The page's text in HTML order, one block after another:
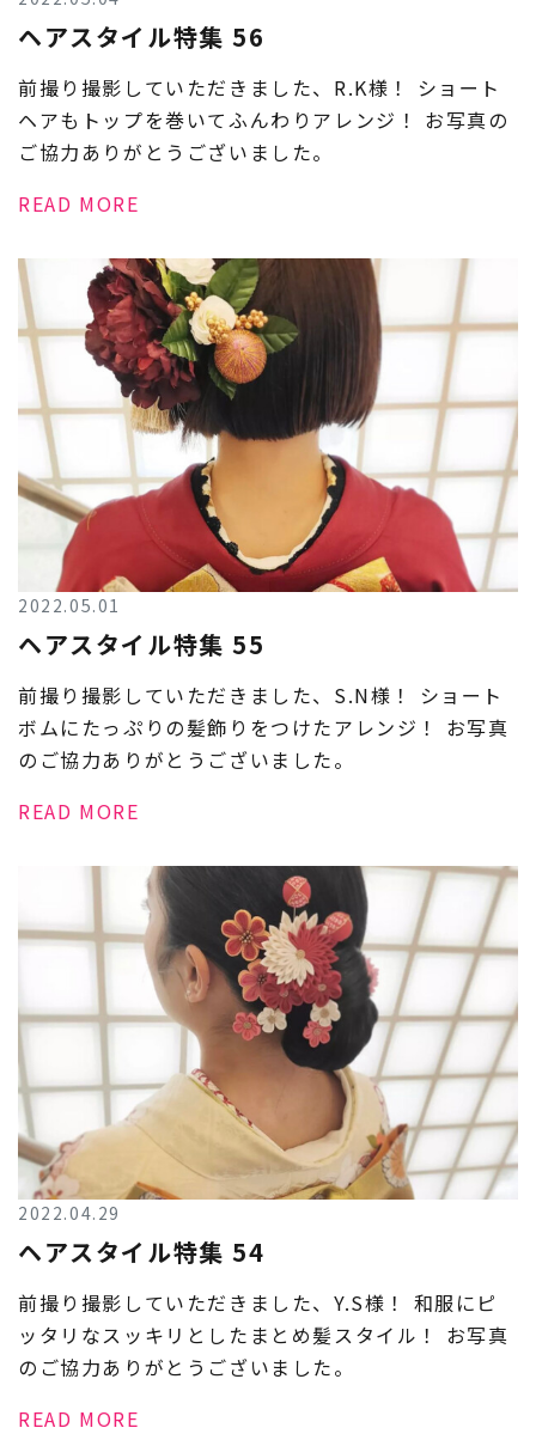
ヘアスタイル特集 56
前撮り撮影していただきました、R.K様！ ショート
ヘアもトップを巻いてふんわりアレンジ！ お写真の
ご協力ありがとうございました。
READ MORE
2022.05.01
ヘアスタイル特集 55
前撮り撮影していただきました、S.N様！ ショート
ボムにたっぷりの髪飾りをつけたアレンジ！ お写真
のご協力ありがとうございました。
READ MORE
2022.04.29
ヘアスタイル特集 54
前撮り撮影していただきました、Y.S様！ 和服にピ
ッタリなスッキリとしたまとめ髪スタイル！ お写真
のご協力ありがとうございました。
READ MORE